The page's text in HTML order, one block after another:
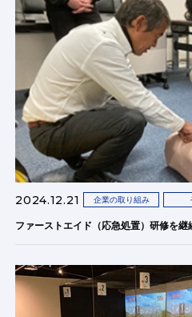
2024.12.21 企業の取り組み
ファーストエイド（応急処置）研修を